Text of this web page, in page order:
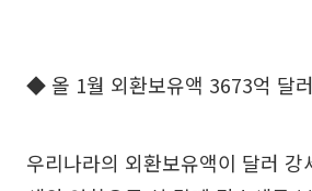
◆ 올 1월 외환보유액 3673억 달
우리나라의 외환보유액이 달러 강